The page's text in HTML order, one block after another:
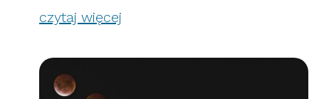
czytaj więcej